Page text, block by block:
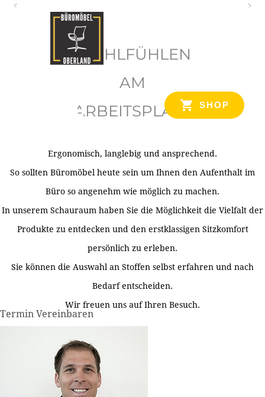
SHOP
WOHLFÜHLEN
AM
ARBEITSPLATZ
Ergonomisch, langlebig und ansprechend.
So sollten Büromöbel heute sein um Ihnen den Aufenthalt im
Büro so angenehm wie möglich zu machen.
In unserem Schauraum haben Sie die Möglichkeit die Vielfalt der
Produkte zu entdecken und den erstklassigen Sitzkomfort
persönlich zu erleben.
Sie können die Auswahl an Stoffen selbst erfahren und nach
Bedarf entscheiden.
Wir freuen uns auf Ihren Besuch.
Termin Vereinbaren